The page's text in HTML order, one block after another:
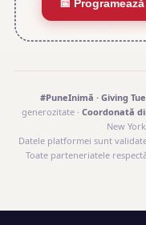
📅
#PuneInimă · Giving
generozitate · Coordonată
New
Datele platformei sunt
Toate parteneriatele